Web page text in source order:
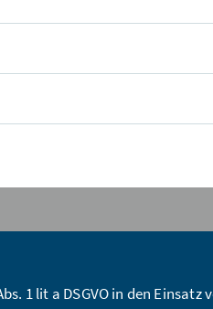
1 lit a DSGVO in den Einsatz